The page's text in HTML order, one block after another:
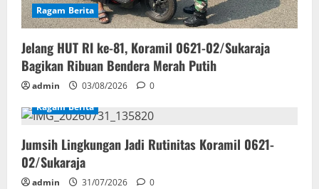
Ragam Berita
Jelang HUT RI ke-81, Koramil 0621-02/Sukaraja
Bagikan Ribuan Bendera Merah Putih
admin 03/08/2026
0
Ragam Berita
Jumsih Lingkungan Jadi Rutinitas Koramil 0621-
02/Sukaraja
admin 31/07/2026
0